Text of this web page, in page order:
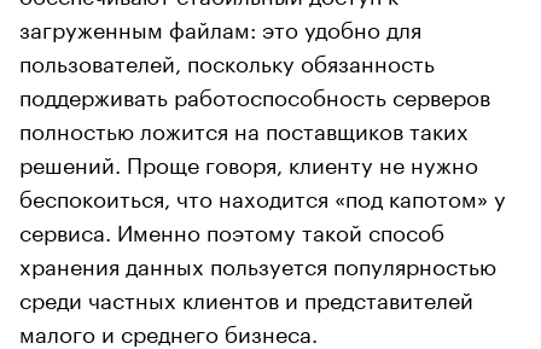
загруженным файлам: это удобно для
пользователей, поскольку обязанность
поддерживать работоспособность серверов
полностью ложится на поставщиков таких
решений. Проще говоря, клиенту не нужно
беспокоиться, что находится «под капотом» у
сервиса. Именно поэтому такой способ
хранения данных пользуется популярностью
среди частных клиентов и представителей
малого и среднего бизнеса.